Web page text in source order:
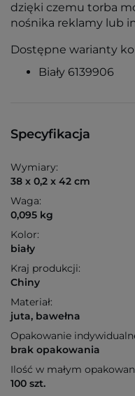
dzięki czemu torba
nośnika reklamy lub
Dostępne warianty
Biały 6139906
Specyfikacja
Wymiary:
38 x 0,2 x 42 cm
Waga:
0,095 kg
Kolor:
biały
Kraj produkcji:
Chiny
Materiał:
juta, bawełna
Opakowanie
brak opakowania
Ilość w małym
100 szt.